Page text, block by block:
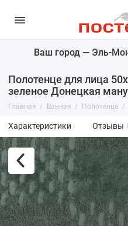
Ваш город — Эль-
Полотенце для лица
зеленое Донецкая
Главная Ванная Полотенца
Характеристики Отзывы